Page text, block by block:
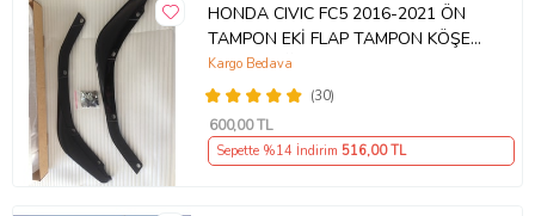
HONDA CIVIC FC5 2016-2021 ÖN
TAMPON EKİ FLAP TAMPON KÖŞESİ
TAKIM SAĞ SOL KAMPANYA ŞOKK
FİYAT OEM
(30)
Kargo Bedava
600,00 TL
Sepette %14 İndirim 516,00 TL